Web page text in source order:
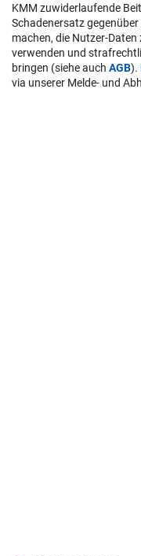
KMM zuwiderlaufende
Schadenersatz
machen, die Nutzer-
verwenden und
bringen (siehe auch AGB).
via unserer Melde- und